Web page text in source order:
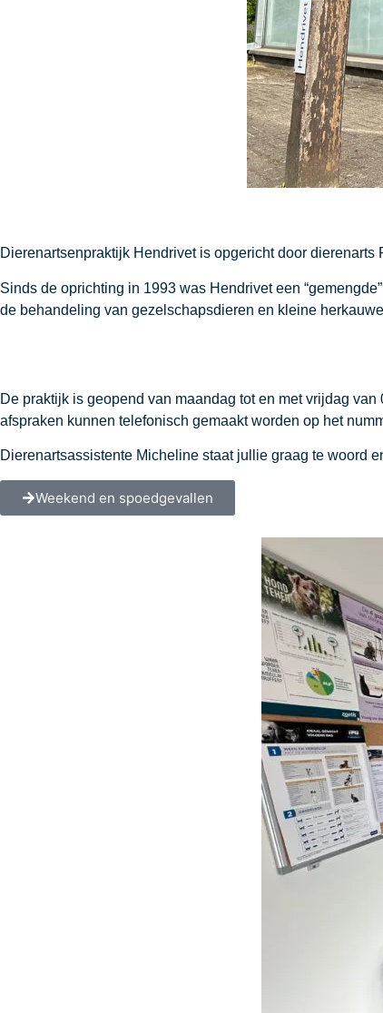
Dierenartsenpraktijk Hendrivet is opgericht door
Sinds de oprichting in 1993 was Hendrivet een
de behandeling van gezelschapsdieren en kleine
De praktijk is geopend van maandag tot en met vrijdag
afspraken kunnen telefonisch gemaakt worden op het
Dierenartsassistente Micheline staat jullie graag te woord
Weekend en spoedgevallen